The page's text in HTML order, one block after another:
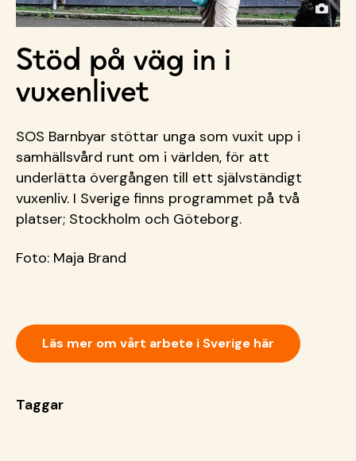
Stöd på väg in i
vuxenlivet
SOS Barnbyar stöttar unga som vuxit upp i
samhällsvård runt om i världen, för att
underlätta övergången till ett självständigt
vuxenliv. I Sverige finns programmet på två
platser; Stockholm och Göteborg.
Foto: Maja Brand
Läs mer om vårt arbete i Sverige här
Taggar